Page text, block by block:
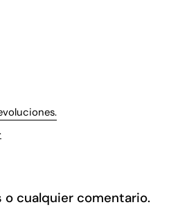
o cualquier comentario.